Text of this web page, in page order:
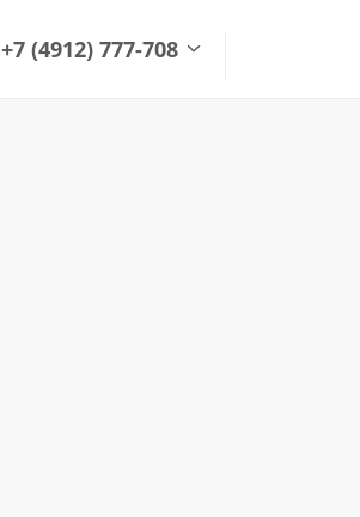
+7 (4912) 777-708